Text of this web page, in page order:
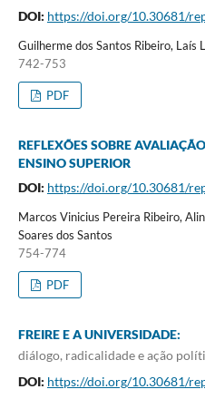
DOI: https://doi.org/10.30681/
Guilherme dos Santos Ribeiro, Laís
742-753
PDF
REFLEXÕES SOBRE
ENSINO SUPERIOR
DOI: https://doi.org/10.30681/
Marcos Vinicius Pereira Ribeiro,
Soares dos Santos
754-774
PDF
FREIRE E A UNIVERSIDADE:
diálogo, radicalidade e ação
DOI: https://doi.org/10.30681/